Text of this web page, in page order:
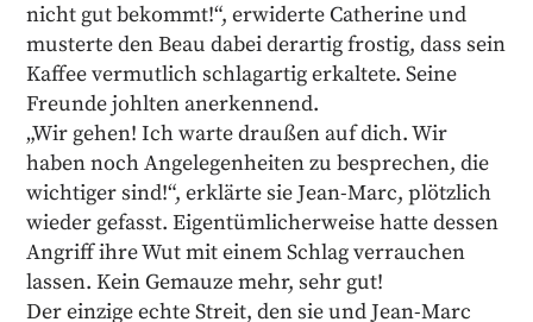
nicht gut bekommt!“, erwiderte Catherine und
musterte den Beau dabei derartig frostig, dass sein
Kaffee vermutlich schlagartig erkaltete. Seine
Freunde johlten anerkennend.
„Wir gehen! Ich warte draußen auf dich. Wir
haben noch Angelegenheiten zu besprechen, die
wichtiger sind!“, erklärte sie Jean-Marc, plötzlich
wieder gefasst. Eigentümlicherweise hatte dessen
Angriff ihre Wut mit einem Schlag verrauchen
lassen. Kein Gemauze mehr, sehr gut!
Der einzige echte Streit, den sie und Jean-Marc